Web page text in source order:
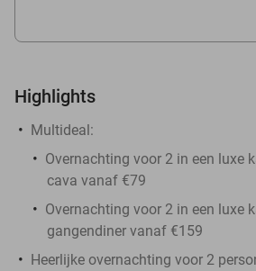
Highlights
Multideal:
Overnachting voor 2 in een luxe
cava vanaf €79
Overnachting voor 2 in een luxe
gangendiner vanaf €159
Heerlijke overnachting voor 2